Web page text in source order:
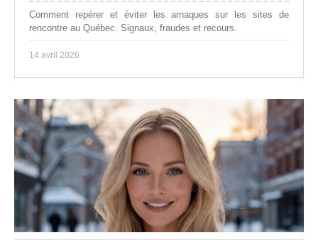
Comment repérer et éviter les arnaques sur les sites de
rencontre au Québec. Signaux, fraudes et recours.
14 avril 2026